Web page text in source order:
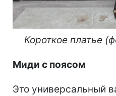
Короткое платье
Миди с поясом
Это универсальный